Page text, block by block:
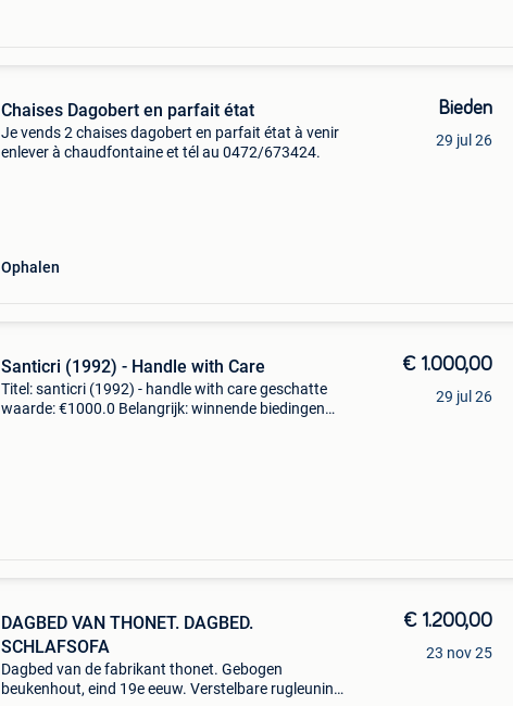
Chaises Dagobert en parfait état
Je vends 2 chaises dagobert en parfait état à venir
enlever à chaudfontaine et tél au 0472/673424.
Ophalen
Bieden
29 jul 26
Santicri (1992) - Handle with Care
Titel: santicri (1992) - handle with care geschatte
waarde: €1000.0 Belangrijk: winnende biedingen
€ 1.000,00
29 jul 26
DAGBED VAN THONET. DAGBED.
SCHLAFSOFA
Dagbed van de fabrikant thonet. Gebogen
beukenhout, eind 19e eeuw. Verstelbare rugleuning
€ 1.200,00
23 nov 25